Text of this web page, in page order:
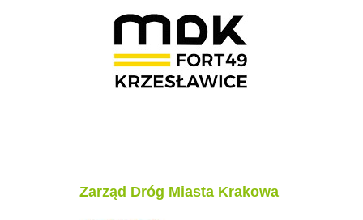
Zarząd Dróg Miasta Krakowa